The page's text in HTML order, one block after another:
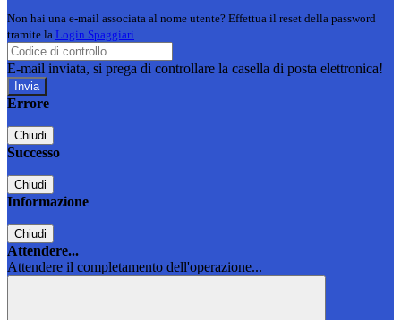
Non hai una e-mail associata al nome utente? Effettua il reset della password
tramite la Login Spaggiari
E-mail inviata, si prega di controllare la casella di posta elettronica!
Errore
Chiudi
Successo
Chiudi
Informazione
Chiudi
Attendere...
Attendere il completamento dell'operazione...